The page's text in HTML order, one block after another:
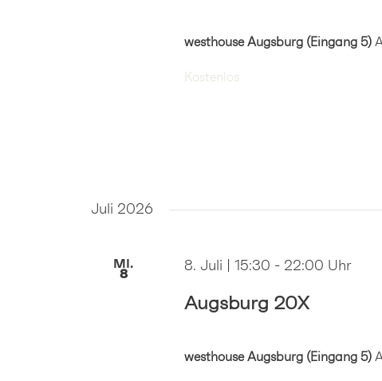
westhouse Augsburg (Eingang 5)
Kostenlos
Juli 2026
MI.
8
Augsburg 20X
8. Juli | 15:30 - 22:00
westhouse Augsburg (Eingang 5)